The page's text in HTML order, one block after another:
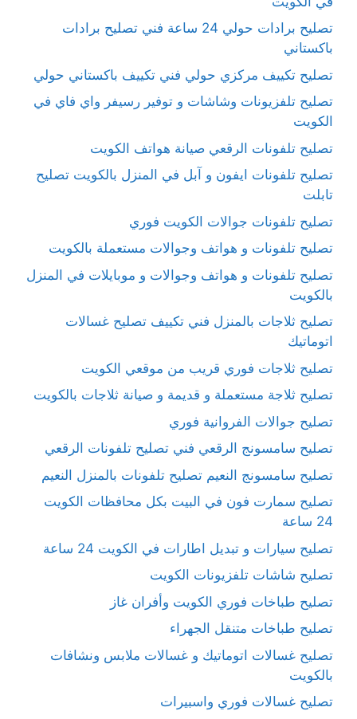
تصليح برادات حولي 24 ساعة فني تصليح برادات
باكستاني
تصليح تكييف مركزي حولي فني تكييف باكستاني حولي
تصليح تلفزيونات وشاشات و توفير رسيفر واي فاي في
الكويت
تصليح تلفونات الرقعي صيانة هواتف الكويت
تصليح تلفونات ايفون و آبل في المنزل بالكويت تصليح
تابلت
تصليح تلفونات جوالات الكويت فوري
تصليح تلفونات و هواتف وجوالات مستعملة بالكويت
تصليح تلفونات و هواتف وجوالات و موبايلات في المنزل
بالكويت
تصليح ثلاجات بالمنزل فني تكييف تصليح غسالات
اتوماتيك
تصليح ثلاجات فوري قريب من موقعي الكويت
تصليح ثلاجة مستعملة و قديمة و صيانة ثلاجات بالكويت
تصليح جوالات الفروانية فوري
تصليح سامسونج الرقعي فني تصليح تلفونات الرقعي
تصليح سامسونج النعيم تصليح تلفونات بالمنزل النعيم
تصليح سمارت فون في البيت بكل محافظات الكويت
24 ساعة
تصليح سيارات و تبديل اطارات في الكويت 24 ساعة
تصليح شاشات تلفزيونات الكويت
تصليح طباخات فوري الكويت وأفران غاز
تصليح طباخات متنقل الجهراء
تصليح غسالات اتوماتيك و غسالات ملابس ونشافات
بالكويت
تصليح غسالات فوري واسبيرات